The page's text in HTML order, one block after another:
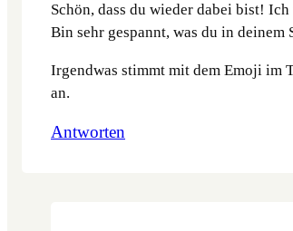
Schön, dass du wieder dabei bist!
Bin sehr gespannt, was du in
Irgendwas stimmt mit dem Emoji im
an.
Antworten